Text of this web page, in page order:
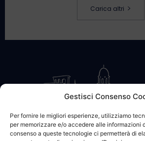
Gestisci Consenso
Per fornire le migliori esperienze, utilizziamo
per memorizzare e/o accedere alle informazioni
consenso a queste tecnologie ci permetterà di
Carica altri
CONTATTACI COOKIE POLICY